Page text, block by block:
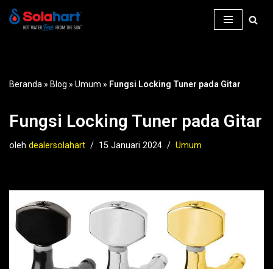
Beranda » Blog » Umum » Fungsi Locking Tuner pada Gitar
Fungsi Locking Tuner pada Gitar
oleh dealersolahart 15 Januari 2024 Umum